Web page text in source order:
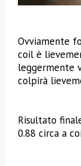
Ovviamente
coil è
leggermente
colpirà
Risultato
0.88 circa a